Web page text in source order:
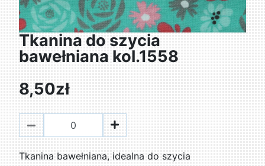
Tkanina do szycia
bawełniana kol.1558
8,50zł
Tkanina bawełniana, idealna do szycia